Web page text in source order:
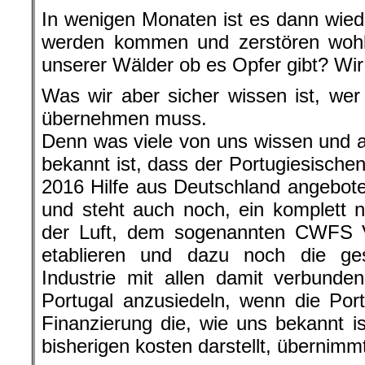
In wenigen Monaten ist es dann
werden kommen und zerstören
unserer Wälder ob es Opfer gibt?
Was wir aber sicher wissen ist,
übernehmen muss.
Denn was viele von uns wissen und
bekannt ist, dass der
2016 Hilfe aus Deutschland
und steht auch noch, ein komplett
der Luft, dem sogenannten CWFS
etablieren und dazu noch die
Industrie mit allen damit
Portugal anzusiedeln, wenn die
Finanzierung die, wie uns bekannt
bisherigen kosten darstellt,